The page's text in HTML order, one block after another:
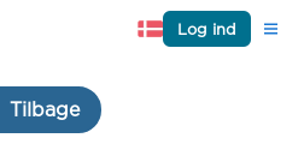
Log ind
Tilbage